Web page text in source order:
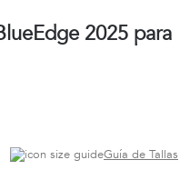
2025 para
Guía de Tallas